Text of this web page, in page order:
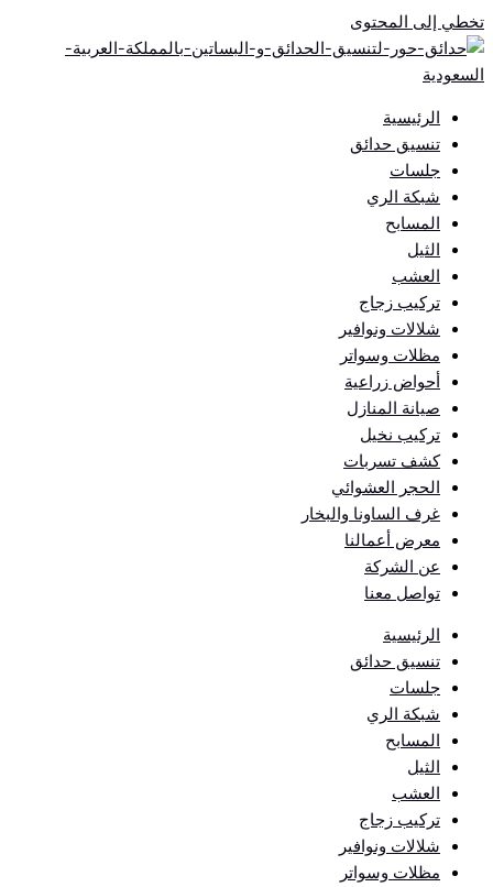
تخطي إلى المحتوى
الرئيسية
تنسيق حدائق
جلسات
شبكة الري
المسابح
الثيل
العشب
تركيب زجاج
شلالات ونوافير
مظلات وسواتر
أحواض زراعية
صيانة المنازل
تركيب نخيل
كشف تسربات
الحجر العشوائي
غرف الساونا والبخار
معرض أعمالنا
عن الشركة
تواصل معنا
الرئيسية
تنسيق حدائق
جلسات
شبكة الري
المسابح
الثيل
العشب
تركيب زجاج
شلالات ونوافير
مظلات وسواتر